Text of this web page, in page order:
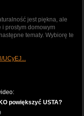
jest piękna, ale
i prostym domowym
tematy. Wybiorę te
powiększyć USTA?